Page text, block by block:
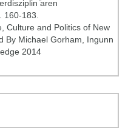
̈aren
160-183.
Culture and Politics of New
By Michael Gorham, Ingunn
2014